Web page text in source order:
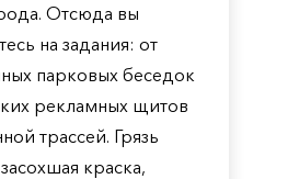
Отсюда вы
на задания: от
парковых беседок
рекламных щитов
трассей. Грязь
краска,